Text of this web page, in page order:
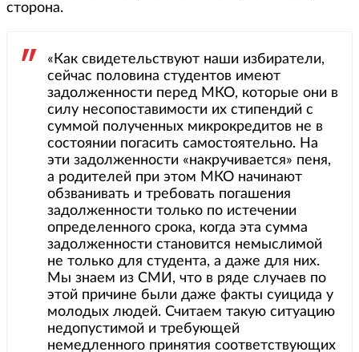
сторона.
«Как свидетельствуют наши избиратели,
сейчас половина студентов имеют
задолженности перед МКО, которые они в
силу несопоставимости их стипендий с
суммой полученных микрокредитов не в
состоянии погасить самостоятельно. На
эти задолженности «накручивается» пеня,
а родителей при этом МКО начинают
обзванивать и требовать погашения
задолженности только по истечении
определенного срока, когда эта сумма
задолженности становится немыслимой
не только для студента, а даже для них.
Мы знаем из СМИ, что в ряде случаев по
этой причине были даже факты суицида у
молодых людей. Считаем такую ситуацию
недопустимой и требующей
немедленного принятия соответствующих